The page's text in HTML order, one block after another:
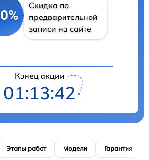
Скидка по
предварительной
записи на сайте
Конец акции
01:13:41
Этапы работ Модели Гарантия